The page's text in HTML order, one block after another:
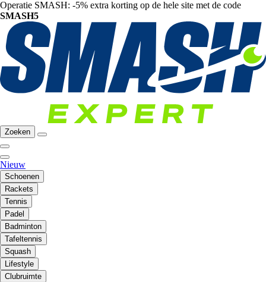
Operatie SMASH: -5% extra korting op de hele site met de code
SMASH5
Zoeken
Nieuw
Schoenen
Rackets
Tennis
Padel
Badminton
Tafeltennis
Squash
Lifestyle
Clubruimte